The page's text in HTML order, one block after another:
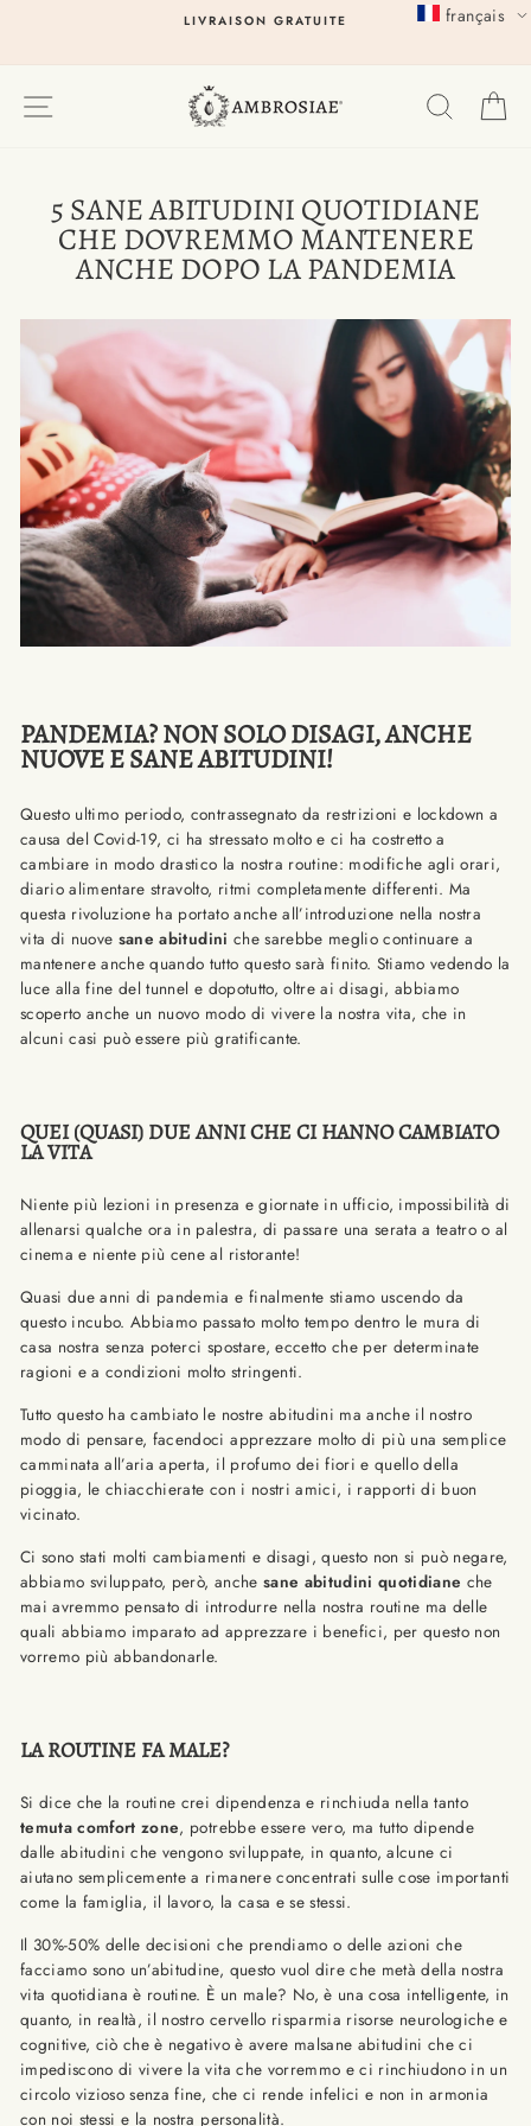
LIVRAISON GRATUITE
5 SANE ABITUDINI QUOTIDIANE
CHE DOVREMMO MANTENERE
ANCHE DOPO LA PANDEMIA
PANDEMIA? NON SOLO DISAGI, ANCHE
NUOVE E SANE ABITUDINI!
Questo ultimo periodo, contrassegnato da restrizioni e lockdown a
causa del Covid-19, ci ha stressato molto e ci ha costretto a
cambiare in modo drastico la nostra routine: modifiche agli orari,
diario alimentare stravolto, ritmi completamente differenti. Ma
questa rivoluzione ha portato anche all’introduzione nella nostra
vita di nuove sane abitudini che sarebbe meglio continuare a
mantenere anche quando tutto questo sarà finito. Stiamo vedendo la
luce alla fine del tunnel e dopotutto, oltre ai disagi, abbiamo
scoperto anche un nuovo modo di vivere la nostra vita, che in
alcuni casi può essere più gratificante.
QUEI (QUASI) DUE ANNI CHE CI HANNO CAMBIATO
LA VITA
Niente più lezioni in presenza e giornate in ufficio, impossibilità di
allenarsi qualche ora in palestra, di passare una serata a teatro o al
cinema e niente più cene al ristorante!
Quasi due anni di pandemia e finalmente stiamo uscendo da
questo incubo. Abbiamo passato molto tempo dentro le mura di
casa nostra senza poterci spostare, eccetto che per determinate
ragioni e a condizioni molto stringenti.
Tutto questo ha cambiato le nostre abitudini ma anche il nostro
modo di pensare, facendoci apprezzare molto di più una semplice
camminata all’aria aperta, il profumo dei fiori e quello della
pioggia, le chiacchierate con i nostri amici, i rapporti di buon
vicinato.
Ci sono stati molti cambiamenti e disagi, questo non si può negare,
abbiamo sviluppato, però, anche sane abitudini quotidiane che
mai avremmo pensato di introdurre nella nostra routine ma delle
quali abbiamo imparato ad apprezzare i benefici, per questo non
vorremo più abbandonarle.
LA ROUTINE FA MALE?
Si dice che la routine crei dipendenza e rinchiuda nella tanto
temuta comfort zone, potrebbe essere vero, ma tutto dipende
dalle abitudini che vengono sviluppate, in quanto, alcune ci
aiutano semplicemente a rimanere concentrati sulle cose importanti
come la famiglia, il lavoro, la casa e se stessi.
Il 30%-50% delle decisioni che prendiamo o delle azioni che
facciamo sono un’abitudine, questo vuol dire che metà della nostra
vita quotidiana è routine. È un male? No, è una cosa intelligente, in
quanto, in realtà, il nostro cervello risparmia risorse neurologiche e
cognitive, ciò che è negativo è avere malsane abitudini che ci
impediscono di vivere la vita che vorremmo e ci rinchiudono in un
circolo vizioso senza fine, che ci rende infelici e non in armonia
con noi stessi e la nostra personalità.
français